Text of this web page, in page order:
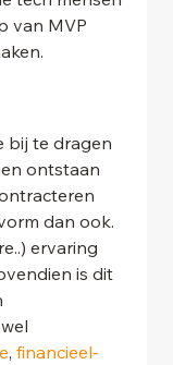
van MVP
bij te dragen
ontstaan
dan ook.
ervaring
is dit
, financieel-